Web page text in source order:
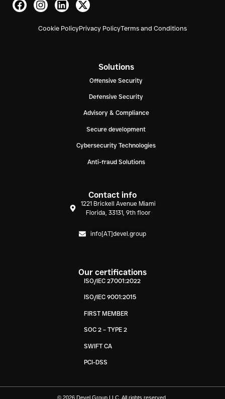
Cookie PolicyPrivacy PolicyTerms and Conditions
Solutions
Offensive Security
Defensive Security
Advisory & Compliance
Secure development
Cybersecurity Technologies
Anti-fraud Solutions
Contact info
1221 Brickell Avenue Miami
Florida, 33131, 9th floor
info[AT]devel.group
Our certifications
ISO/IEC 27001:2022
ISO/IEC 9001:2015
FIRST MEMBER
SOC 2 – TYPE 2
SWIFT CA
PCI-DSS
© 2026 Devel Group LLC. All rights reserved.